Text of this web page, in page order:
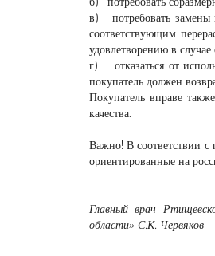
в) потребовать замены
соответствующим
удовлетворению в
г) отказаться от
покупатель должен
Покупатель вправе
качества.
Важно! В соответствии
ориентированные на
Главный врач
области» С.К. Червяков